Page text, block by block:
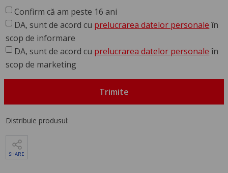
Confirm că am peste 16 ani
DA, sunt de acord cu prelucrarea datelor personale în
scop de informare
DA, sunt de acord cu prelucrarea datelor personale în
scop de marketing
Trimite
Distribuie produsul:
SHARE